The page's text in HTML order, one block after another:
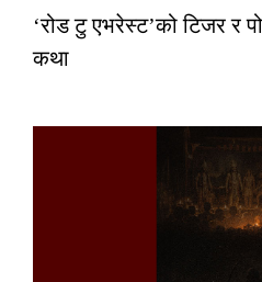
‘रोड टु एभरेस्ट’को टिजर र
कथा